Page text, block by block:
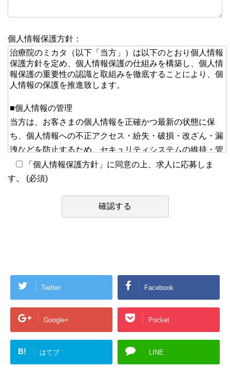
個人情報保護方針：
治療院のミカタ（以下「当方」）は以下のとおり個人情報
保護方針を定め、個人情報保護の仕組みを構築し、個人情
報保護の重要性の認識と取組みを徹底することにより、個
人情報の保護を推進致します。
■個人情報の管理
当方は、お客さまの個人情報を正確かつ最新の状態に保
ち、個人情報への不正アクセス・紛失・破損・改ざん・漏
洩などを防止するため、セキュリティシステムの維持・管
理体制の整備等の必要な措置を講じ、安全対策を実施し個
人情報の厳重な管理を行ないます。
お客さまからお預かりした個人情報は、当サイトのコンテ
■個人情報の第三者への開示・提供の禁止
し、次のいずれかに該当する場合を除き、個人情報を第三
者に開示いたしません。
お客さまの同意がある場合
「個人情報保護方針」に同意の上、求人に応募しま
す。 (必須)
Twitter Facebook
Google+ Pocket
B! はてブ LINE